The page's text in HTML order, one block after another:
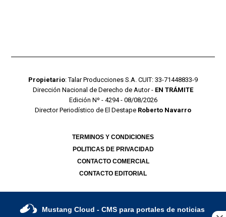
Propietario: Talar Producciones S.A. CUIT: 33-71448833-9
Dirección Nacional de Derecho de Autor - EN TRÁMITE
Edición Nº - 4294 - 08/08/2026
Director Periodístico de El Destape Roberto Navarro
TERMINOS Y CONDICIONES
POLITICAS DE PRIVACIDAD
CONTACTO COMERCIAL
CONTACTO EDITORIAL
Mustang Cloud - CMS para portales de noticias